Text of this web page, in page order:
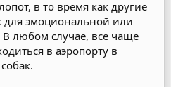
в то время как другие
для эмоциональной или
любом случае, все чаще
в аэропорту в